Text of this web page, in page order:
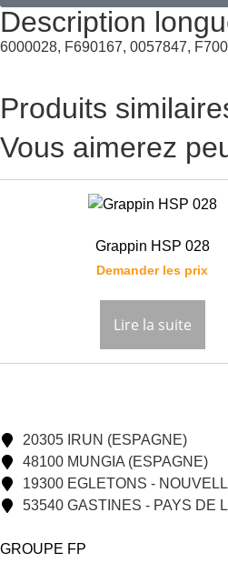
Description
6000028, F690167, 0057847,
Produits
Vous aimerez
Grappin HSP 028
Demander les prix
Lire la suite
20305 IRUN (ESPAGNE)
48100 MUNGIA (ESPAGNE)
19300 EGLETONS -
53540 GASTINES - PAYS DE
GROUPE FP